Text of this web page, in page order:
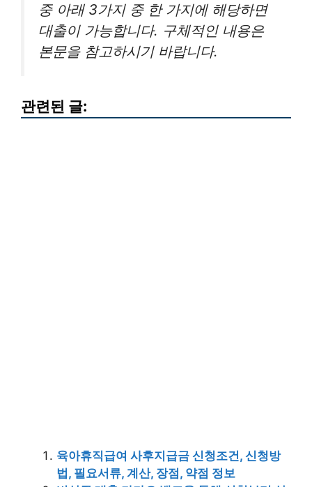
중 아래 3가지 중 한 가지에 해당하면
대출이 가능합니다. 구체적인 내용은
본문을 참고하시기 바랍니다.
관련된 글:
육아휴직급여 사후지급금 신청조건, 신청방
법, 필요서류, 계산, 장점, 약점 정보